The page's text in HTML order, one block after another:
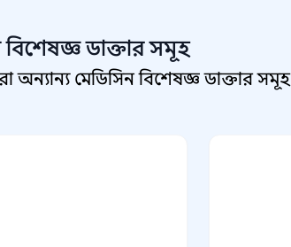
বিশেষজ্ঞ ডাক্তার সমূহ
মেডিসিন বিশেষজ্ঞ ডাক্তার সমূহ